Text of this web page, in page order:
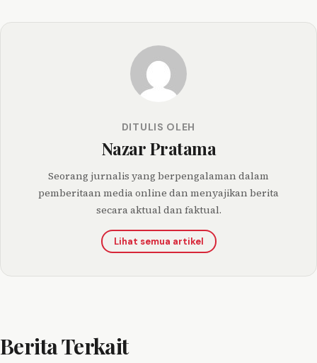
DITULIS OLEH
Nazar Pratama
Seorang jurnalis yang berpengalaman dalam
pemberitaan media online dan menyajikan berita
secara aktual dan faktual.
Lihat semua artikel
Berita Terkait